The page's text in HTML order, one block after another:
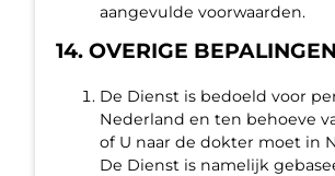
aangevulde voorwaarden.
14. OVERIGE BEPALINGEN
De Dienst is bedoeld voor
Nederland en ten behoeve
of U naar de dokter moet in
De Dienst is namelijk